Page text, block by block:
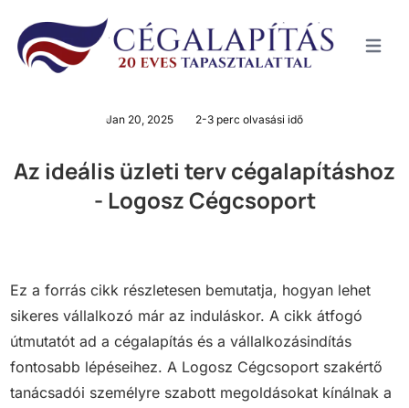
MenÜ
Jan 20, 2025 2-3 perc olvasási idő
Az ideális üzleti terv cégalapításhoz
- Logosz Cégcsoport
Ez a forrás cikk részletesen bemutatja, hogyan lehet
sikeres vállalkozó már az induláskor. A cikk átfogó
útmutatót ad a cégalapítás és a vállalkozásindítás
fontosabb lépéseihez. A Logosz Cégcsoport szakértő
tanácsadói személyre szabott megoldásokat kínálnak a